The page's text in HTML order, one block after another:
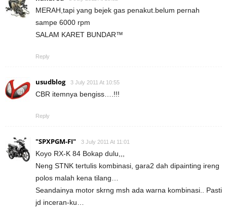
MERAH,tapi yang bejek gas penakut.belum pernah
sampe 6000 rpm
SALAM KARET BUNDAR™
Reply
usudblog 3 July 2011 At 10:55
CBR itemnya bengiss….!!!
Reply
"SPXPGM-FI" 3 July 2011 At 11:01
Koyo RX-K 84 Bokap dulu,,,
Neng STNK tertulis kombinasi, gara2 dah dipainting ireng
polos malah kena tilang…
Seandainya motor skrng msh ada warna kombinasi.. Pasti
jd inceran-ku…